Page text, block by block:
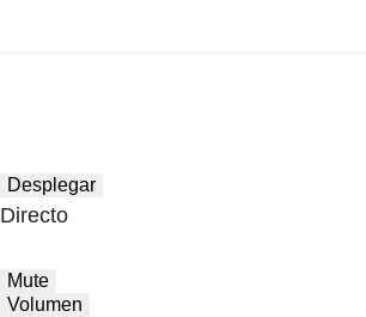
Desplegar
Directo
Mute
Volumen